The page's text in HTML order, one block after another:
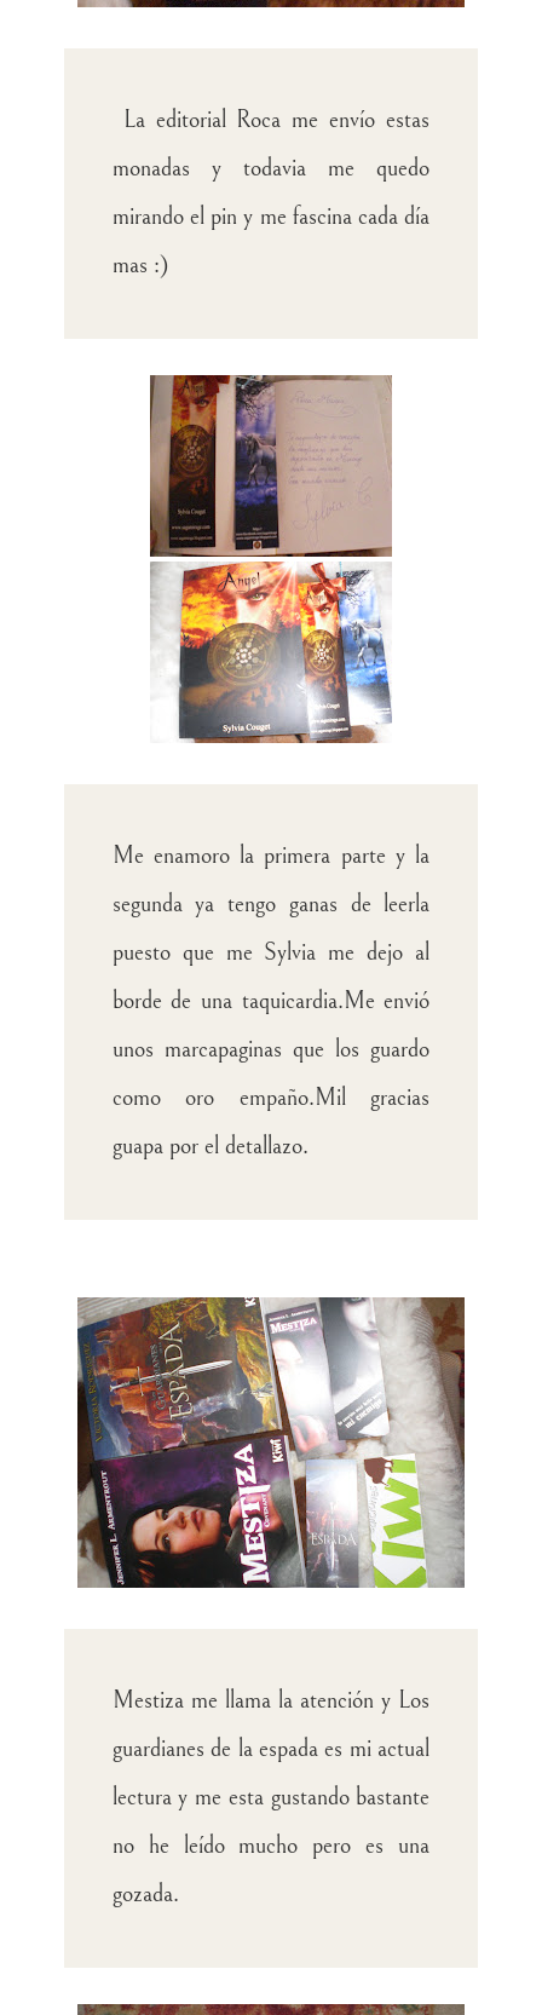
La editorial Roca me envío estas
monadas y todavia me quedo
mirando el pin y me fascina cada día
mas :)
Me enamoro la primera parte y la
segunda ya tengo ganas de leerla
puesto que me Sylvia me dejo al
borde de una taquicardia.Me envió
unos marcapaginas que los guardo
como oro empaño.Mil gracias
guapa por el detallazo.
Mestiza me llama la atención y Los
guardianes de la espada es mi actual
lectura y me esta gustando bastante
no he leído mucho pero es una
gozada.